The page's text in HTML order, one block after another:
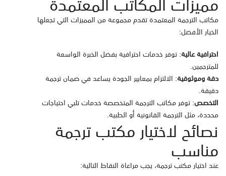
مكاتب الترجمة المعتمدة تقدم مجموعة من المميزات التي تجعلها
الخيار الأفضل:
احترافية عالية: توفر خدمات احترافية بفضل الخبرة الواسعة
للمترجمين.
دقة وموثوقية: الالتزام بمعايير الجودة يساعد في ضمان ترجمة
دقيقة.
التخصص: توفر مكاتب الترجمة المتخصصة خدمات تلبي احتياجات
محددة، مثل الترجمة القانونية أو الطبية.
نصائح لاختيار مكتب ترجمة
مناسب
عند اختيار مكتب ترجمة، يجب مراعاة النقاط التالية: